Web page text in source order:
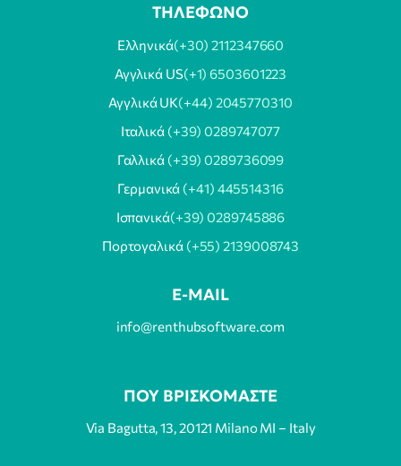
ΤΗΛΕΦΩΝΟ
Ελληνικά(+30) 2112347660
Αγγλικά US(+1) 6503601223
Αγγλικά UK(+44) 2045770310
Ιταλικά (+39) 0289747077
Γαλλικά (+39) 0289736099
Γερμανικά (+41) 445514316
Ισπανικά(+39) 0289745886
Πορτογαλικά (+55) 2139008743
E-MAIL
info@renthubsoftware.com
ΠΟΥ ΒΡΙΣΚΟΜΑΣΤΕ
Via Bagutta, 13, 20121 Milano MI – Italy